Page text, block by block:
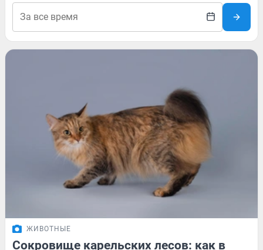
ЖИВОТНЫЕ
Сокровище карельских лесов: как в